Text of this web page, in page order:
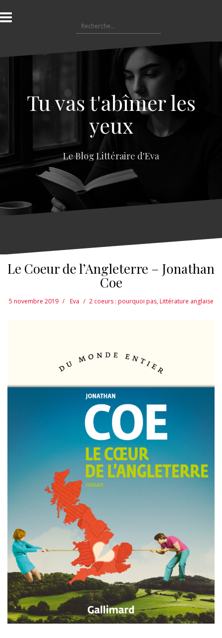
l
a
e
e
Tu vas t'abîmer les
yeux
Le Blog Littéraire d'Eva
Le Coeur de l’Angleterre – Jonathan
Coe
5 novembre 2019 Eva 2 coeurs : pourquoi pas,Littérature anglaise